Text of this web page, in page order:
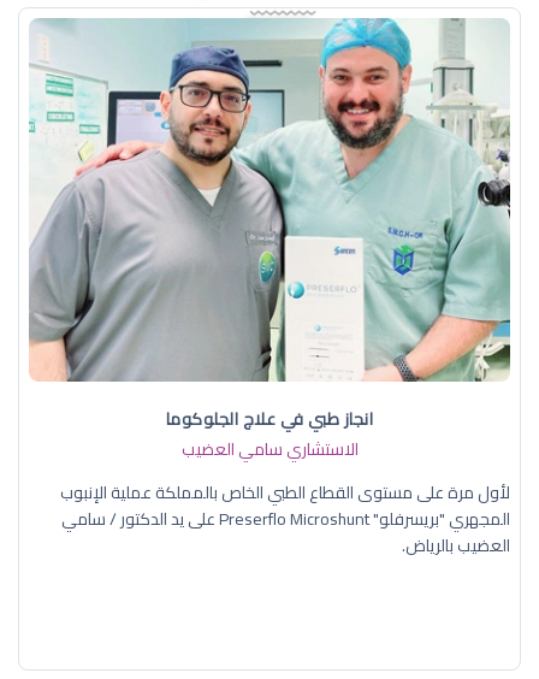
انجاز طبي في علاج الجلوكوما
الاستشاري سامي العضيب
لأول مرة على مستوى القطاع الطبي الخاص بالمملكة عملية الإنبوب
المجهري "بريسرفلو" Preserflo Microshunt على يد الدكتور / سامي
العضيب بالرياض.